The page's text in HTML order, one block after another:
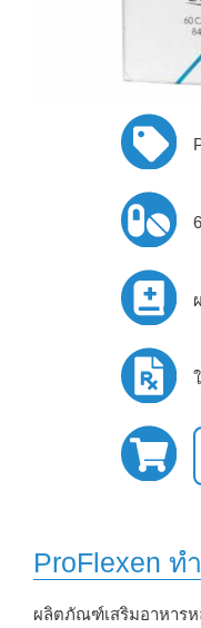
ProFlexen ท
ผลิตภัณฑ์เสริมอาหาร